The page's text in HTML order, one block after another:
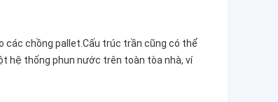
các chồng pallet.Cấu trúc trần cũng có thể
hệ thống phun nước trên toàn tòa nhà, ví